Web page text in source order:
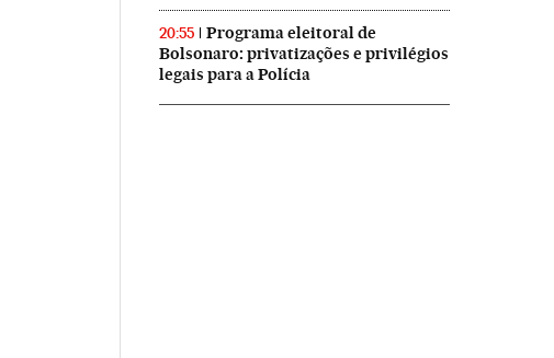
20:55
Programa eleitoral de
Bolsonaro: privatizações e privilégios
legais para a Polícia